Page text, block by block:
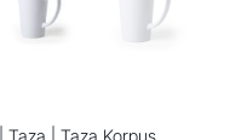
Taza | Taza Korpus